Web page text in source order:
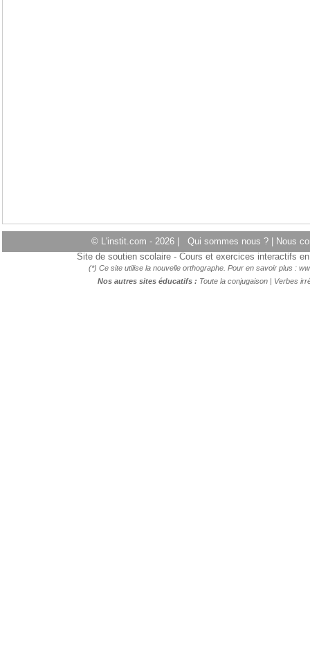
© L'instit.com - 2026 | Qui sommes nous ?
Nous
Site de soutien scolaire - Cours et exercices interactifs
(*) Ce site utilise la nouvelle orthographe. Pour en savoir plus :
Nos autres sites éducatifs : Toute la conjugaison| Verbes